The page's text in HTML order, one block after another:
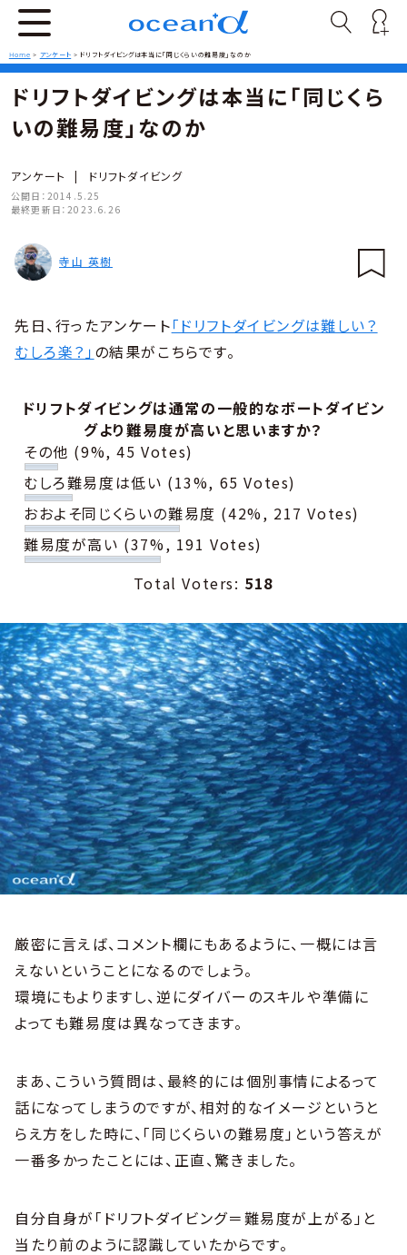
Home > アンケート > ドリフトダイビングは本当に「同じくらいの難易度」なのか
ドリフトダイビングは本当に「同じくら
いの難易度」なのか
アンケート | ドリフトダイビング
公開日： 2014.5.25
最終更新日： 2023.6.26
寺山 英樹
先日、行ったアンケート「ドリフトダイビングは難しい？
むしろ楽？」 の結果がこちらです。
ドリフトダイビングは通常の一般的なボートダイビン
グより難易度が高いと思いますか？
その他 (9%, 45 Votes)
むしろ難易度は低い (13%, 65 Votes)
おおよそ同じくらいの難易度 (42%, 217 Votes)
難易度が高い (37%, 191 Votes)
Total Voters: 518
厳密に言えば、コメント欄にもあるように、一概には言
えないということになるのでしょう。
環境にもよりますし、逆にダイバーのスキルや準備に
よっても難易度は異なってきます。
まあ、こういう質問は、最終的には個別事情によるって
話になってしまうのですが、相対的なイメージというと
らえ方をした時に、「同じくらいの難易度」という答えが
一番多かったことには、正直、驚きました。
自分自身が「ドリフトダイビング＝難易度が上がる」と
当たり前のように認識していたからです。